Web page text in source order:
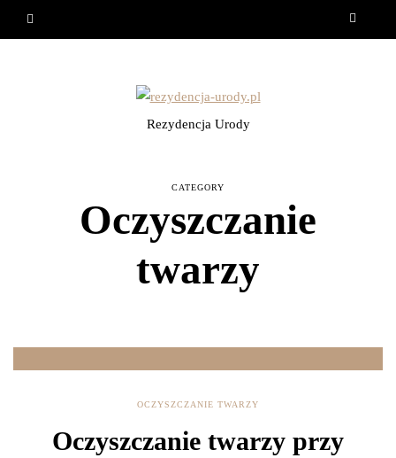
Rezydencja Urody
CATEGORY
Oczyszczanie
twarzy
OCZYSZCZANIE TWARZY
Oczyszczanie twarzy przy